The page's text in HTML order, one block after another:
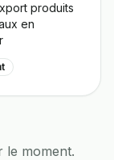
produits
en
le moment.